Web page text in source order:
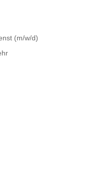
(m/w/d)